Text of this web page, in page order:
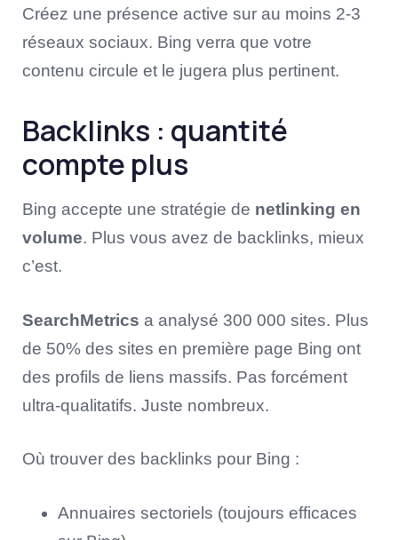
Créez une présence active sur au moins 2-3
réseaux sociaux. Bing verra que votre
contenu circule et le jugera plus pertinent.
Backlinks : quantité
compte plus
Bing accepte une stratégie de netlinking en
volume. Plus vous avez de backlinks, mieux
c’est.
SearchMetrics a analysé 300 000 sites. Plus
de 50% des sites en première page Bing ont
des profils de liens massifs. Pas forcément
ultra-qualitatifs. Juste nombreux.
Où trouver des backlinks pour Bing :
Annuaires sectoriels (toujours efficaces